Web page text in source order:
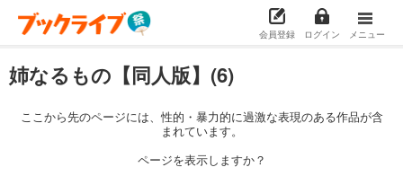
会員登録 ログイン メニュー
姉なるもの【同人版】(6)
ここから先のページには、性的・暴力的に過激な表現のある作品が含
まれています。
ページを表示しますか？